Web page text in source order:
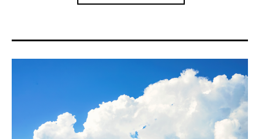
child
menu
child
menu
秘魯旅遊 child
child
menu
child
menu
child
menu
child
menu
child
menu
child
menu
child
menu
child
menu
店家邀約 child
menu